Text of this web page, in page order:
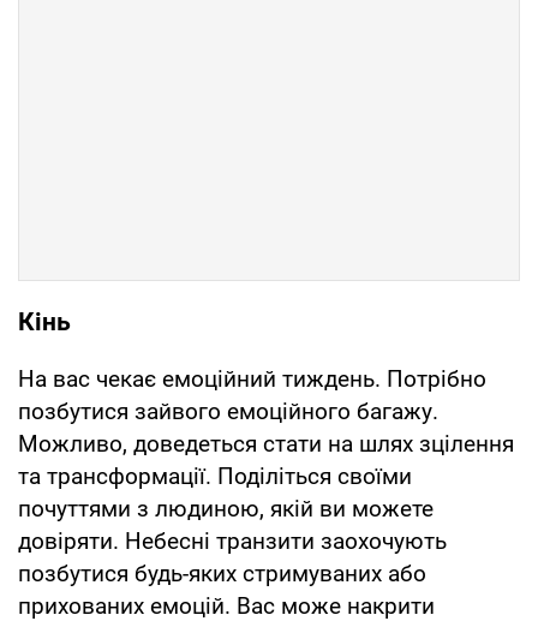
Кінь
На вас чекає емоційний тиждень. Потрібно
позбутися зайвого емоційного багажу.
Можливо, доведеться стати на шлях зцілення
та трансформації. Поділіться своїми
почуттями з людиною, якій ви можете
довіряти. Небесні транзити заохочують
позбутися будь-яких стримуваних або
прихованих емоцій. Вас може накрити